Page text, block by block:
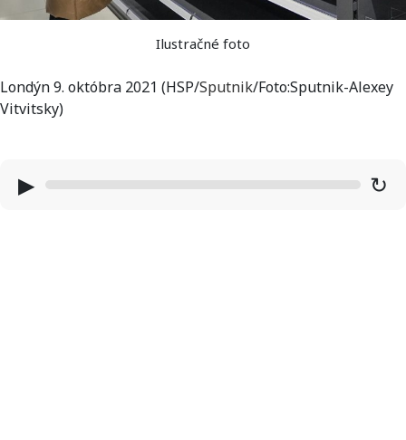
Ilustračné foto
Londýn 9. októbra 2021 (HSP/Sputnik/Foto:Sputnik-Alexey
Vitvitsky)
▶ ↻